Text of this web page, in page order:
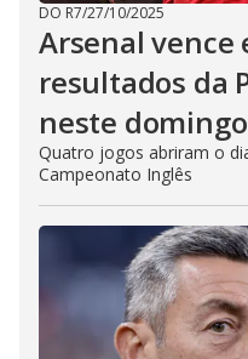
DO R7/27/10/2025
Arsenal vence
resultados da
neste
Quatro jogos abriram o
Campeonato Inglês